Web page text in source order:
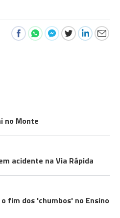
no Monte
acidente na Via Rápida
fim dos 'chumbos' no Ensino